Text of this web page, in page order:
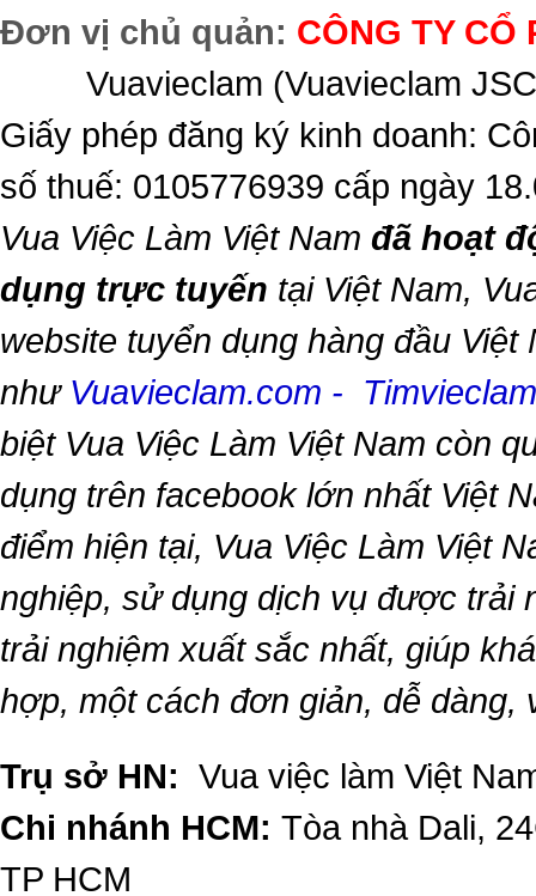
Đơn vị chủ quản: CÔNG TY CỔ
Vuavieclam (Vuavieclam
Giấy phép đăng ký kinh doanh:
số thuế: 0105776939 cấp ngày
Vua Việc Làm Việt Nam đã hoạt
dụng trực tuyến tại Việt Nam,
website tuyển dụng hàng đầu Việt
như Vuavieclam.com -
biệt Vua Việc Làm Việt Nam còn
dụng trên facebook lớn nhất Việt
điểm hiện tại, Vua Việc Làm Việt
nghiệp, sử dụng dịch vụ được trải
trải nghiệm xuất sắc nhất, giúp
hợp, một cách đơn giản, dễ dàng,
Trụ sở HN: Vua việc làm Việt
Chi nhánh HCM: Tòa nhà Dali,
TP HCM